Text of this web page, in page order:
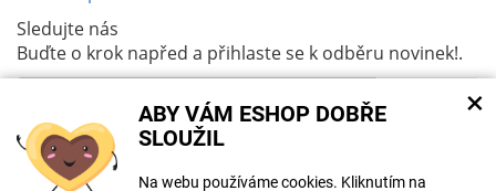
ABY VÁM ESHOP DOBŘE
SLOUŽIL
Na webu používáme cookies. Kliknutím na
×
Sledujte nás
Buďte o krok napřed a přihlaste se k odběru novinek!.
Souhlasím sezpracováním osobních údajů
Na tomto webu mohou být při tvorbě obsahu